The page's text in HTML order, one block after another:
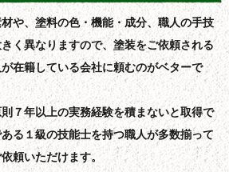
や、塗料の色・機能・成分、職人の手技
く異なりますので、塗装をご依頼される
在籍している会社に頼むのがベターで
７年以上の実務経験を積まないと取得で
る１級の技能士を持つ職人が多数揃って
頼いただけます。